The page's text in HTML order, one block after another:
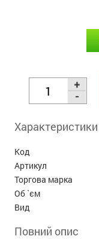
Характеристики
Код
Артикул
Торгова марка
Об `єм
Вид
Повний опис